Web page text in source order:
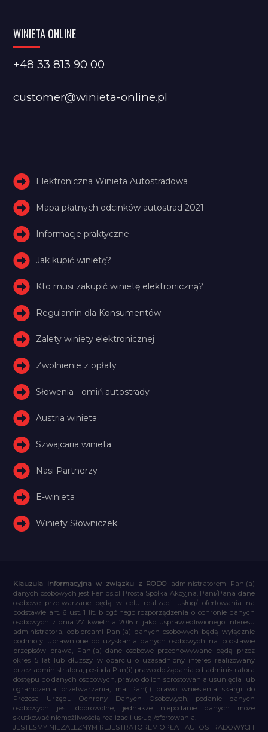
WINIETA ONLINE
+48 33 813 90 00
customer@winieta-online.pl
Elektroniczna Winieta Autostradowa
Mapa płatnych odcinków autostrad 2021
Informacje praktyczne
Jak kupić winietę?
Kto musi zakupić winietę elektroniczną?
Regulamin dla Konsumentów
Zalety winiety elektronicznej
Zwolnienie z opłaty
Słowenia - omiń autostrady
Austria winieta
Szwajcaria winieta
Nasi Partnerzy
E-winieta
Winiety Słowniczek
Klauzula informacyjna w związku z RODO administratorem Pani(a)
danych osobowych jest Feniqs.pl Prosta Spółka Akcyjna. Pani/Pana dane
osobowe przetwarzane będą w celu realizacji usług/ ofertowania na
podstawie art. 6 ust. 1 lit. b ogólnego rozporządzenia o ochronie danych
osobowych z dnia 27 kwietnia 2016 r. jako usprawiedliwionego interesu
administratora, odbiorcami Pani(a) danych osobowych będą wyłącznie
podmioty uprawnione do uzyskania danych osobowych na podstawie
przepisów prawa, Pani(a) dane osobowe przechowywane będą przez
okres 5 lat lub dłuższy w oparciu o uzasadniony interes realizowany
przez administratora, posiada Pan(i) prawo do żądania od administratora
dostępu do danych osobowych, prawo do ich sprostowania usunięcia lub
ograniczenia przetwarzania, ma Pan(i) prawo wniesienia skargi do
Prezesa Urzędu Ochrony Danych Osobowych, podanie danych
osobowych jest dobrowolne, jednakże niepodanie danych może
skutkować niemożliwością realizacji usług /ofertowania.
JESTEŚMY NIEZALEŻNYM REJESTRATOREM OPŁAT AUTOSTRADOWYCH